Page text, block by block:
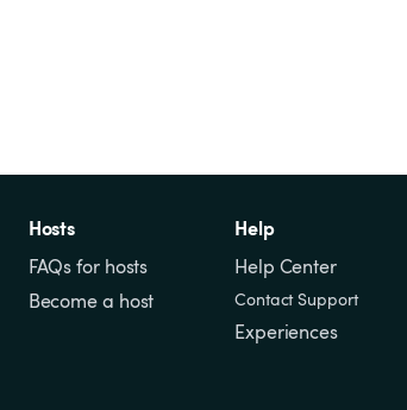
Hosts
FAQs for hosts
Become a host
Help
Help Center
Contact Support
Experiences